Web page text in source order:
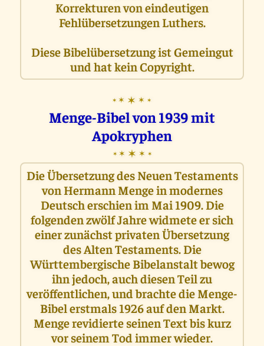
Korrekturen von eindeutigen
Fehlübersetzungen Luthers.
Diese Bibelübersetzung ist Gemeingut
und hat kein Copyright.
✶ ✶ ✶ ✶ ✶
Menge-Bibel von 1939 mit
Apokryphen
✶ ✶ ✶ ✶ ✶
Die Übersetzung des Neuen Testaments
von Hermann Menge in modernes
Deutsch erschien im Mai 1909. Die
folgenden zwölf Jahre widmete er sich
einer zunächst privaten Übersetzung
des Alten Testaments. Die
Württembergische Bibelanstalt bewog
ihn jedoch, auch diesen Teil zu
veröffentlichen, und brachte die Menge-
Bibel erstmals 1926 auf den Markt.
Menge revidierte seinen Text bis kurz
vor seinem Tod immer wieder.